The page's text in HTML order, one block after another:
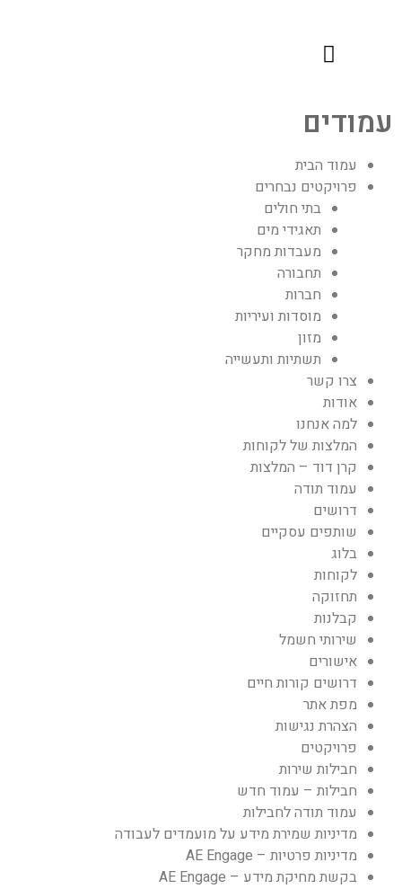
עמודים
עמוד הבית
פרויקטים נבחרים
בתי חולים
תאגידי מים
מעבדות מחקר
תחבורה
חברות
מוסדות ועיריות
מזון
תשתיות ותעשייה
צרו קשר
אודות
למה אנחנו
המלצות של לקוחות
קרן דוד – המלצות
עמוד תודה
דרושים
שותפים עסקיים
בלוג
לקוחות
תחזוקה
קבלנות
שירותי חשמל
אישורים
דרושים קורות חיים
מפת אתר
הצהרת נגישות
פרויקטים
חבילות שירות
חבילות – עמוד חדש
עמוד תודה לחבילות
מדיניות שמירת מידע על מועמדים לעבודה
מדיניות פרטיות – AE Engage
בקשת מחיקת מידע – AE Engage